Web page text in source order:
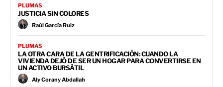
PLUMAS
JUSTICIA SIN COLORES
Raúl García Ruiz
PLUMAS
LA OTRA CARA DE LA GENTRIFICACIÓN: CUANDO LA
VIVIENDA DEJÓ DE SER UN HOGAR PARA CONVERTIRSE EN
UN ACTIVO BURSÁTIL
Aly Corany Abdallah